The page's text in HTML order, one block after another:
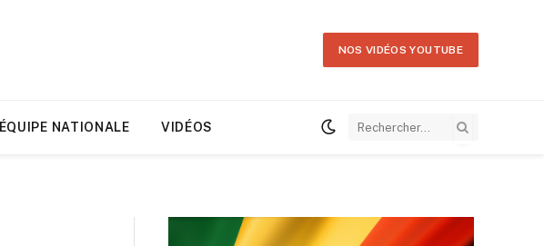
NOS VIDÉOS YOUTUBE
ÉQUIPE NATIONALE VIDÉOS